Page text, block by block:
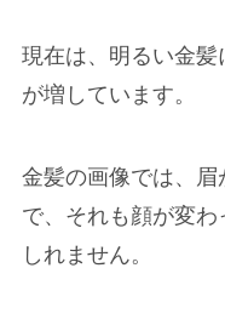
現在は、明るい金髪
が増しています。
金髪の画像では、
で、それも顔が変
しれません。